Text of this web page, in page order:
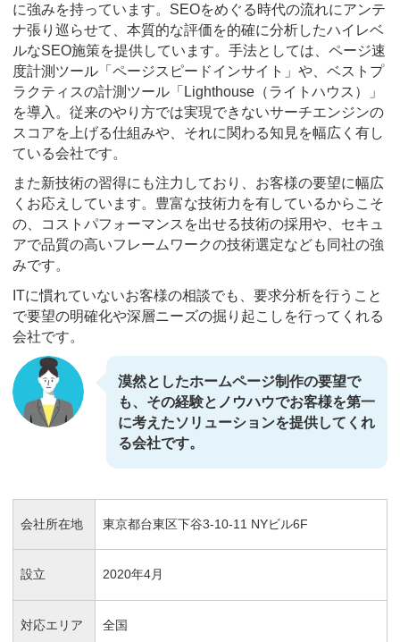
に強みを持っています。SEOをめぐる時代の流れにアンテ
ナ張り巡らせて、本質的な評価を的確に分析したハイレベ
ルなSEO施策を提供しています。手法としては、ページ速
度計測ツール「ページスピードインサイト」や、ベストプ
ラクティスの計測ツール「Lighthouse（ライトハウス）」
を導入。従来のやり方では実現できないサーチエンジンの
スコアを上げる仕組みや、それに関わる知見を幅広く有し
ている会社です。
また新技術の習得にも注力しており、お客様の要望に幅広
くお応えしています。豊富な技術力を有しているからこそ
の、コストパフォーマンスを出せる技術の採用や、セキュ
アで品質の高いフレームワークの技術選定なども同社の強
みです。
ITに慣れていないお客様の相談でも、要求分析を行うこと
で要望の明確化や深層ニーズの掘り起こしを行ってくれる
会社です。
漠然としたホームページ制作の要望で
も、その経験とノウハウでお客様を第一
に考えたソリューションを提供してくれ
る会社です。
会社所在地 東京都台東区下谷3-10-11 NYビル6F
設立 2020年4月
対応エリア 全国